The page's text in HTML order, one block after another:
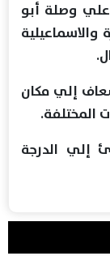
تحمل لوحات معدنية رقم ر ع م 3798 علي وصلة أبو
إلي مكان
المختلفة.
إلي الدرجة